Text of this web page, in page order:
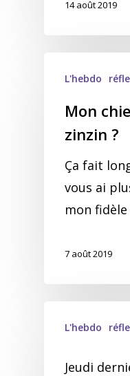
14 août 2019
L'hebdo
Mon
zinzin ?
Ça fait
vous ai
mon
7 août 2019
L'hebdo
Jeudi